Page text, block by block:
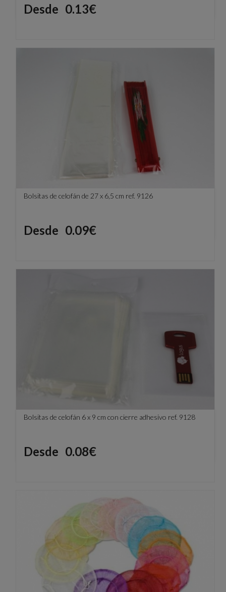
Precio
Desde 0.13€
Bolsitas de celofán de 27 x 6,5 cm ref. 9126
Precio
Desde 0.09€
Bolsitas de celofán 6 x 9 cm con cierre adhesivo ref. 9128
Precio
Desde 0.08€